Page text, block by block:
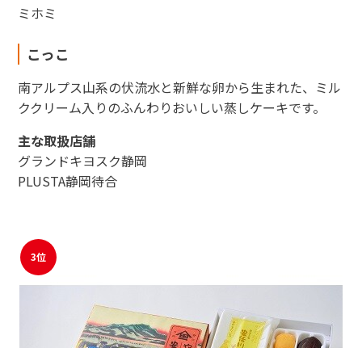
ミホミ
こっこ
南アルプス山系の伏流水と新鮮な卵から生まれた、ミル
ククリーム入りのふんわりおいしい蒸しケーキです。
主な取扱店舗
グランドキヨスク静岡
PLUSTA静岡待合
3位